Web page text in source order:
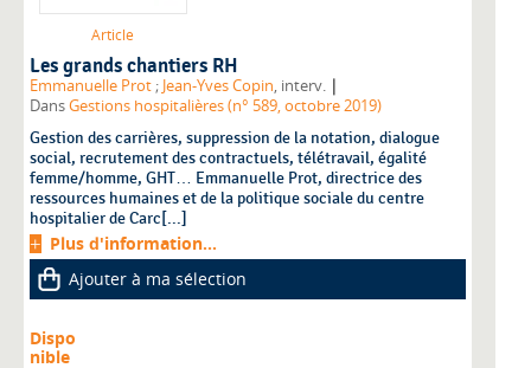
Article
Les grands chantiers RH
Emmanuelle Prot ; Jean-Yves Copin, interv. |
DansGestions hospitalières (n° 589, octobre 2019)
Gestion des carrières, suppression de la notation, dialogue
social, recrutement des contractuels, télétravail, égalité
femme/homme, GHT… Emmanuelle Prot, directrice des
ressources humaines et de la politique sociale du centre
hospitalier de Carc[...]
Plus d'information...
Ajouter à ma sélection
Dispo
nible